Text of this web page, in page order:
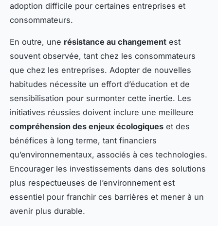
adoption difficile pour certaines entreprises et
consommateurs.
En outre, une résistance au changement est
souvent observée, tant chez les consommateurs
que chez les entreprises. Adopter de nouvelles
habitudes nécessite un effort d’éducation et de
sensibilisation pour surmonter cette inertie. Les
initiatives réussies doivent inclure une meilleure
compréhension des enjeux écologiques et des
bénéfices à long terme, tant financiers
qu’environnementaux, associés à ces technologies.
Encourager les investissements dans des solutions
plus respectueuses de l’environnement est
essentiel pour franchir ces barrières et mener à un
avenir plus durable.